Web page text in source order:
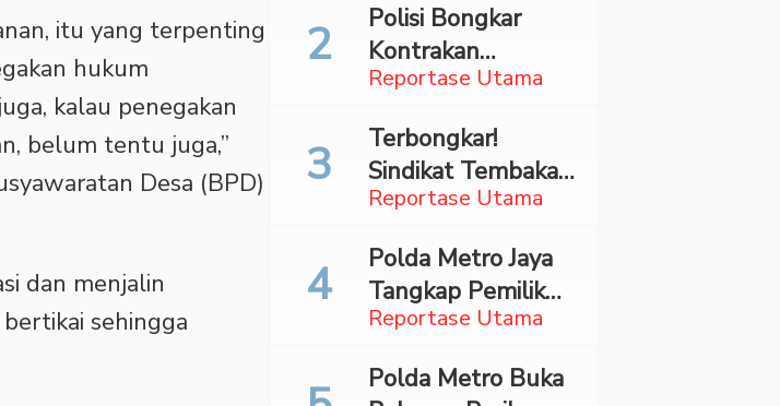
itu yang terpenting
hukum
kalau penegakan
belum tentu juga,”
Desa (BPD)
dan menjalin
sehingga
Madina Ditangkap
Bareskrim
Reportase Utama
Polisi Bongkar
Kontrakan
Penyimpan 27,96
Reportase Utama
Terbongkar!
Sindikat Tembakau
Sintetis Bermodus
di Jaksel
Reportase Utama
Polda Metro Jaya
Tangkap Pemilik
Akun TikTok
Hoaks Ajakan
Polda Metro Buka